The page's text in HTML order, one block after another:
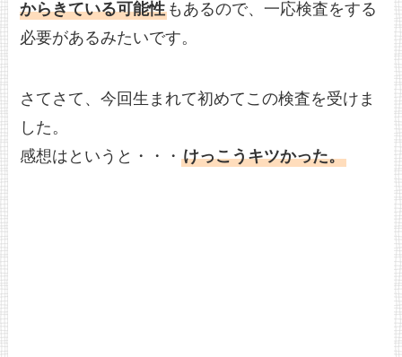
からきている可能性 もあるので、一応検査をする
必要があるみたいです。
さてさて、今回生まれて初めてこの検査を受けま
した。
感想はというと・・・けっこうキツかった。